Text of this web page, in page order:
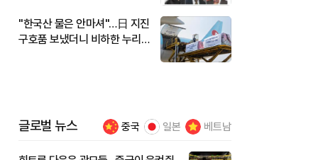
"한국산 물은 안마셔"…日 지진
구호품 보냈더니 비하한 누리
글로벌 뉴스 중국 일본 베트남